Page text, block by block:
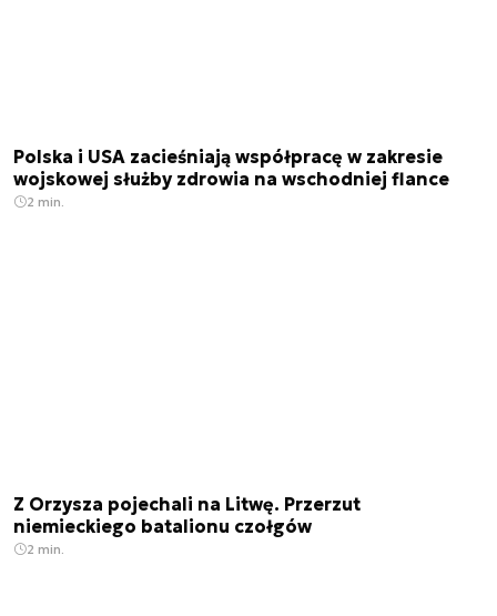
Polska i USA zacieśniają współpracę w zakresie
wojskowej służby zdrowia na wschodniej flance
2 min.
Z Orzysza pojechali na Litwę. Przerzut
niemieckiego batalionu czołgów
2 min.